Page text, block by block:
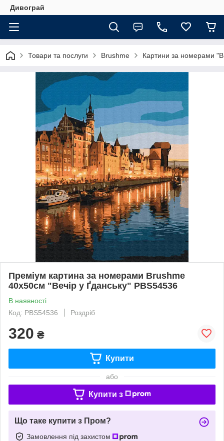
Дивограй
Товари та послуги Brushme Картини за номерами
Преміум картина за номерами Brushme
40x50см "Вечір у Ґданську" PBS54536
В наявності
Код: PBS54536
Роздріб
320 ₴
Купити
або
Купити з
Що таке купити з Пром?
Замовлення під захистом